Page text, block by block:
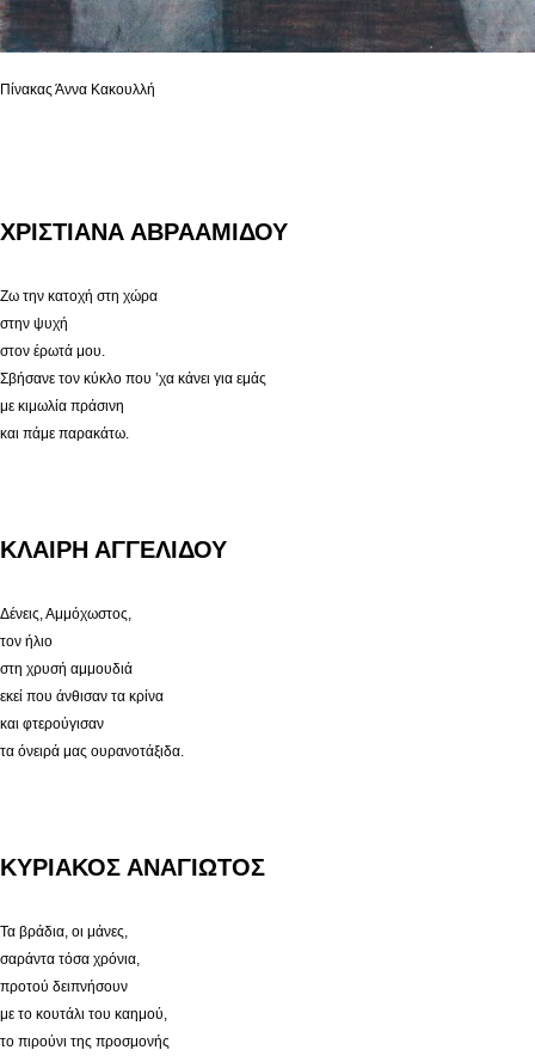
Πίνακας Άννα Κακουλλή
ΧΡΙΣΤΙΑΝΑ ΑΒΡΑΑΜΙΔΟΥ
Ζω την κατοχή στη χώρα
στην ψυχή
στον έρωτά μου.
Σβήσανε τον κύκλο που ’χα κάνει για εμάς
με κιμωλία πράσινη
και πάμε παρακάτω.
ΚΛΑΙΡΗ ΑΓΓΕΛΙΔΟΥ
Δένεις, Αμμόχωστος,
τον ήλιο
στη χρυσή αμμουδιά
εκεί που άνθισαν τα κρίνα
και φτερούγισαν
τα όνειρά μας ουρανοτάξιδα.
ΚΥΡΙΑΚΟΣ ΑΝΑΓΙΩΤΟΣ
Τα βράδια, οι μάνες,
σαράντα τόσα χρόνια,
προτού δειπνήσουν
με το κουτάλι του καημού,
το πιρούνι της προσμονής